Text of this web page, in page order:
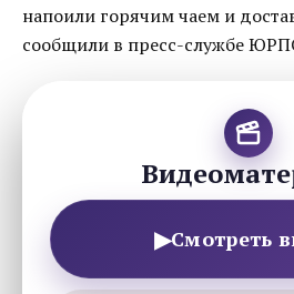
напоили горячим чаем и
сообщили в пресс-службе
▶Смотреть